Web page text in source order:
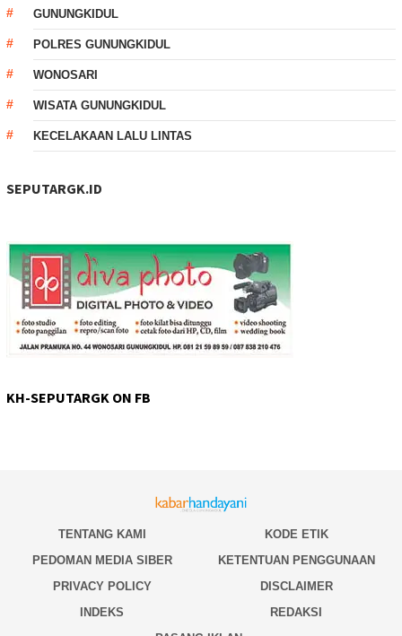
GUNUNGKIDUL
POLRES GUNUNGKIDUL
WONOSARI
WISATA GUNUNGKIDUL
KECELAKAAN LALU LINTAS
SEPUTARGK.ID
KH-SEPUTARGK ON FB
TENTANG KAMI
KODE ETIK
PEDOMAN MEDIA SIBER
KETENTUAN PENGGUNAAN
PRIVACY POLICY
DISCLAIMER
INDEKS
REDAKSI